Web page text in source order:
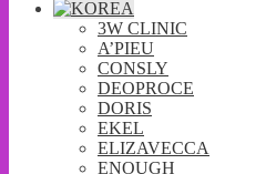
3W CLINIC
A’PIEU
CONSLY
DEOPROCE
DORIS
EKEL
ELIZAVECCA
ENOUGH